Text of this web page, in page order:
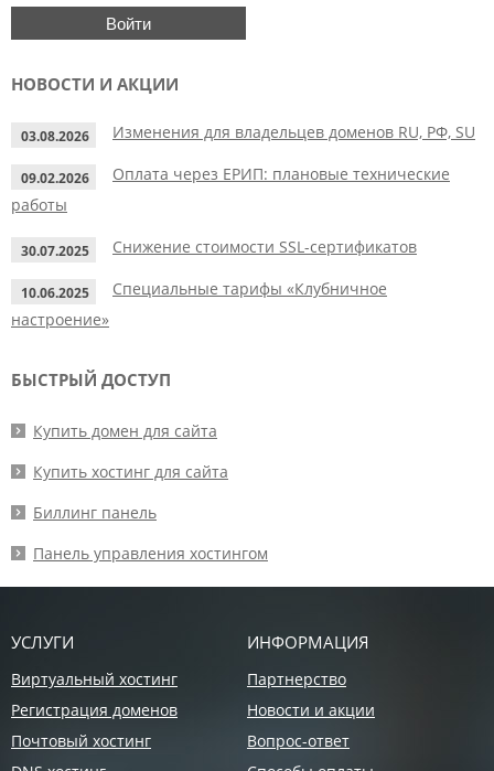
НОВОСТИ И АКЦИИ
03.08.2026 Изменения для владельцев доменов RU, РФ, SU
09.02.2026
Оплата через ЕРИП: плановые технические
работы
30.07.2025 Снижение стоимости SSL-сертификатов
10.06.2025
Специальные тарифы «Клубничное
настроение»
БЫСТРЫЙ ДОСТУП
Купить домен для сайта
Купить хостинг для сайта
Биллинг панель
Панель управления хостингом
УСЛУГИ
Виртуальный хостинг
Регистрация доменов
Почтовый хостинг
ИНФОРМАЦИЯ
Партнерство
Новости и акции
Вопрос-ответ